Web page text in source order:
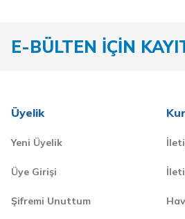
E-BÜLTEN İÇİN
Üyelik
Yeni Üyelik
Üye Girişi
Şifremi Unuttum